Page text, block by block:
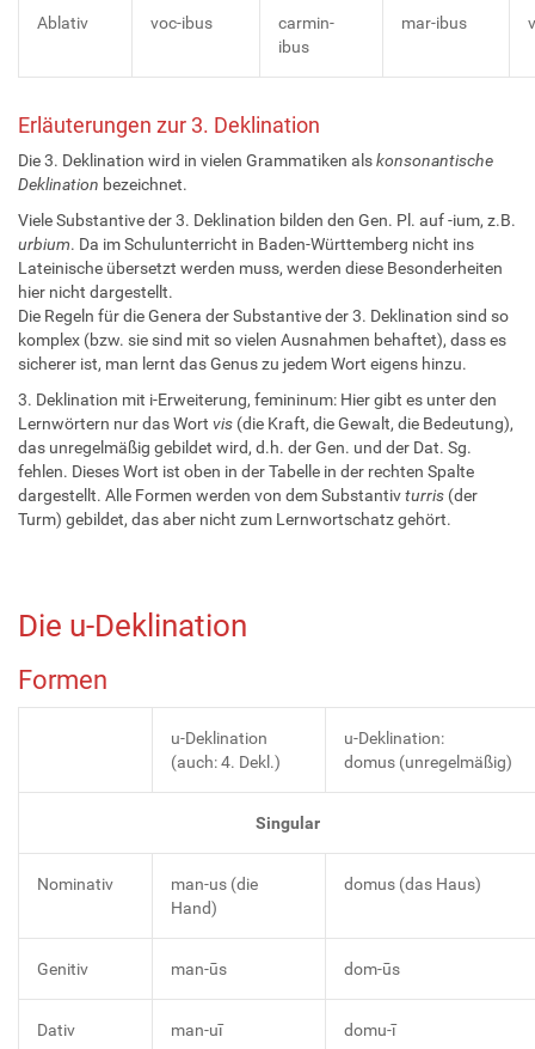
Ablativ voc-ibus
carmin-
ibus
mar-ibus
Erläuterungen zur 3. Deklination
Die 3. Deklination wird in vielen Grammatiken alskonsonantische
Deklination bezeichnet.
Viele Substantive der 3. Deklination bilden den Gen. Pl. auf -ium, z.B.
urbium. Da im Schulunterricht in Baden-Württemberg nicht ins
Lateinische übersetzt werden muss, werden diese Besonderheiten
hier nicht dargestellt.
Die Regeln für die Genera der Substantive der 3. Deklination sind so
komplex (bzw. sie sind mit so vielen Ausnahmen behaftet), dass es
sicherer ist, man lernt das Genus zu jedem Wort eigens hinzu.
3. Deklination mit i-Erweiterung, femininum: Hier gibt es unter den
Lernwörtern nur das Wort vis (die Kraft, die Gewalt, die Bedeutung),
das unregelmäßig gebildet wird, d.h. der Gen. und der Dat. Sg.
fehlen. Dieses Wort ist oben in der Tabelle in der rechten Spalte
dargestellt. Alle Formen werden von dem Substantivturris (der
Turm) gebildet, das aber nicht zum Lernwortschatz gehört.
Die u-Deklination
Formen
u-Deklination
(auch: 4. Dekl.)
u-Deklination:
domus (unregelmäßig)
Singular
Nominativ
man-us (die
Hand)
domus (das Haus)
Genitiv man-ūs dom-ūs
Dativ man-uī domu-ī